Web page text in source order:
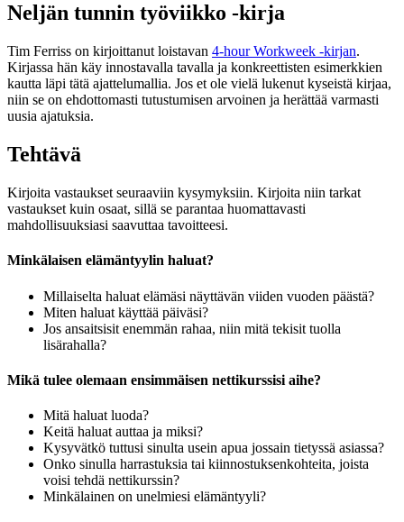
Neljän tunnin työviikko -kirja
Tim Ferriss on kirjoittanut loistavan 4-hour Workweek -kirjan.
Kirjassa hän käy innostavalla tavalla ja konkreettisten esimerkkien
kautta läpi tätä ajattelumallia. Jos et ole vielä lukenut kyseistä kirjaa,
niin se on ehdottomasti tutustumisen arvoinen ja herättää varmasti
uusia ajatuksia.
Tehtävä
Kirjoita vastaukset seuraaviin kysymyksiin. Kirjoita niin tarkat
vastaukset kuin osaat, sillä se parantaa huomattavasti
mahdollisuuksiasi saavuttaa tavoitteesi.
Minkälaisen elämäntyylin haluat?
Millaiselta haluat elämäsi näyttävän viiden vuoden päästä?
Miten haluat käyttää päiväsi?
Jos ansaitsisit enemmän rahaa, niin mitä tekisit tuolla
lisärahalla?
Mikä tulee olemaan ensimmäisen nettikurssisi aihe?
Mitä haluat luoda?
Keitä haluat auttaa ja miksi?
Kysyvätkö tuttusi sinulta usein apua jossain tietyssä asiassa?
Onko sinulla harrastuksia tai kiinnostuksenkohteita, joista
voisi tehdä nettikurssin?
Minkälainen on unelmiesi elämäntyyli?